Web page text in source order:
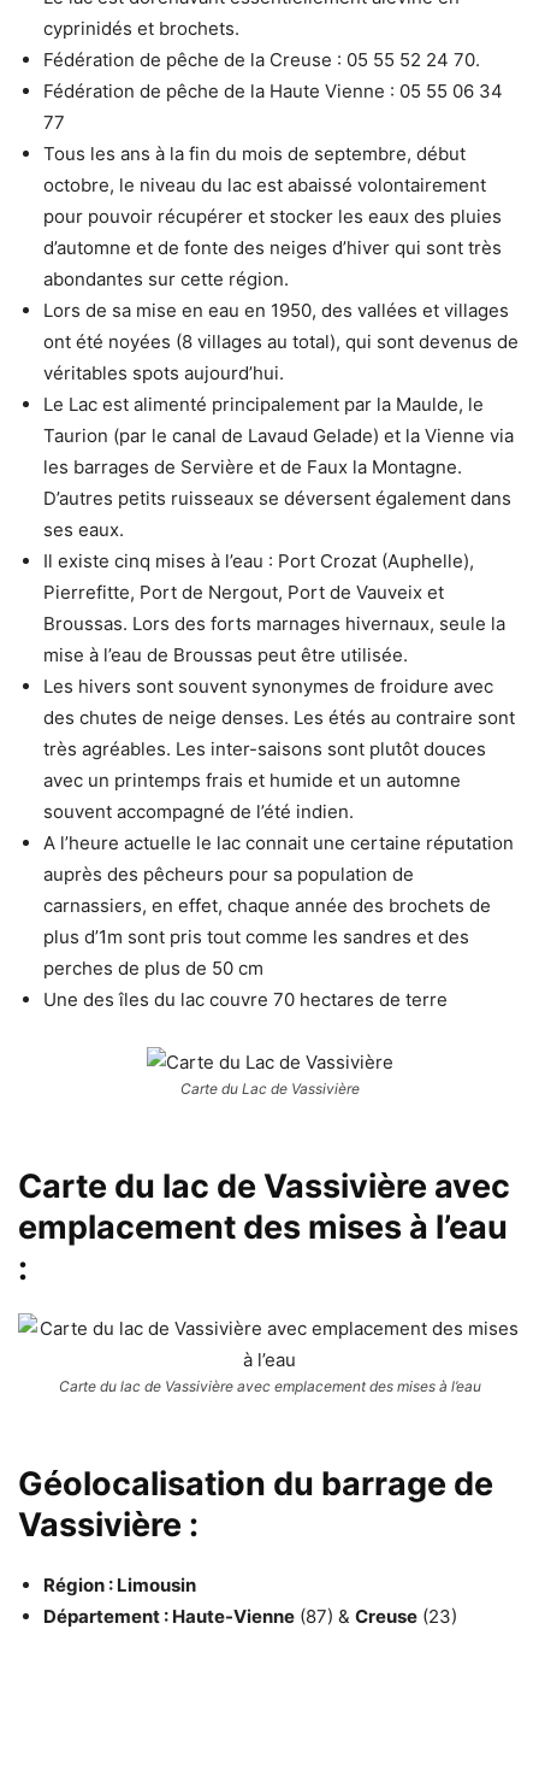
cyprinidés et brochets.
Fédération de pêche de la Creuse : 05 55 52 24 70.
Fédération de pêche de la Haute Vienne : 05 55 06 34
77
Tous les ans à la fin du mois de septembre, début
octobre, le niveau du lac est abaissé volontairement
pour pouvoir récupérer et stocker les eaux des pluies
d’automne et de fonte des neiges d’hiver qui sont très
abondantes sur cette région.
Lors de sa mise en eau en 1950, des vallées et villages
ont été noyées (8 villages au total), qui sont devenus de
véritables spots aujourd’hui.
Le Lac est alimenté principalement par la Maulde, le
Taurion (par le canal de Lavaud Gelade) et la Vienne via
les barrages de Servière et de Faux la Montagne.
D’autres petits ruisseaux se déversent également dans
ses eaux.
Il existe cinq mises à l’eau : Port Crozat (Auphelle),
Pierrefitte, Port de Nergout, Port de Vauveix et
Broussas. Lors des forts marnages hivernaux, seule la
mise à l’eau de Broussas peut être utilisée.
Les hivers sont souvent synonymes de froidure avec
des chutes de neige denses. Les étés au contraire sont
très agréables. Les inter-saisons sont plutôt douces
avec un printemps frais et humide et un automne
souvent accompagné de l’été indien.
A l’heure actuelle le lac connait une certaine réputation
auprès des pêcheurs pour sa population de
carnassiers, en effet, chaque année des brochets de
plus d’1m sont pris tout comme les sandres et des
perches de plus de 50 cm
Une des îles du lac couvre 70 hectares de terre
Carte du Lac de Vassivière
Carte du lac de Vassivière avec
emplacement des mises à l’eau
:
Carte du lac de Vassivière avec emplacement des mises à l’eau
Géolocalisation du barrage de
Vassivière :
Région : Limousin
Département : Haute-Vienne (87) & Creuse (23)